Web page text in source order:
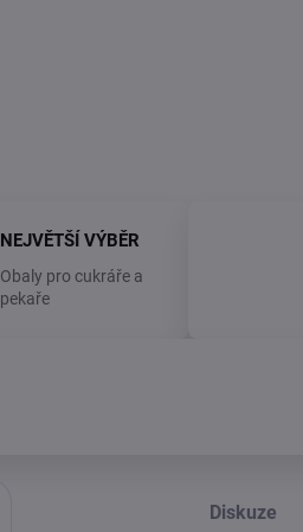
NEJVĚTŠÍ VÝBĚR
Obaly pro cukráře a
pekaře
Diskuze